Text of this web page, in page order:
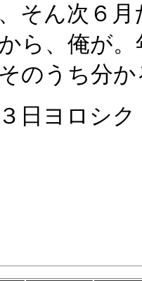
、そん次６
ら、俺が
のうち分
日ヨロシク